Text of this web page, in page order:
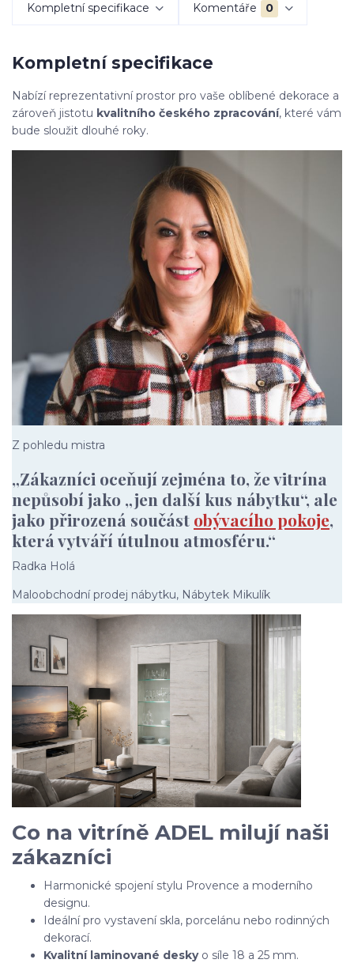
Kompletní specifikace Komentáře 0
Kompletní specifikace
Nabízí reprezentativní prostor pro vaše oblíbené dekorace a
zároveň jistotu kvalitního českého zpracování, které vám
bude sloužit dlouhé roky.
Z pohledu mistra
„Zákazníci oceňují zejména to, že vitrína
nepůsobí jako „jen další kus nábytku“, ale
jako přirozená součást obývacího pokoje,
která vytváří útulnou atmosféru.“
Radka Holá
Maloobchodní prodej nábytku, Nábytek Mikulík
Co na vitríně ADEL milují naši
zákazníci
Harmonické spojení stylu Provence a moderního
designu.
Ideální pro vystavení skla, porcelánu nebo rodinných
dekorací.
Kvalitní laminované deskyo síle 18 a 25 mm.